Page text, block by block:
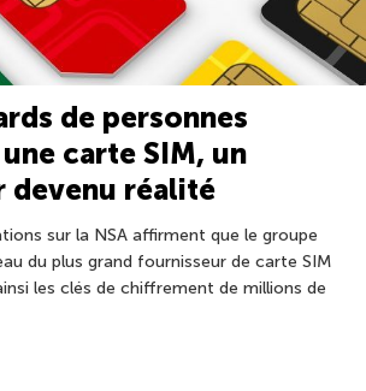
de personnes
carte SIM, un
devenu réalité
sur la NSA affirment que le groupe
du plus grand fournisseur de carte SIM
les clés de chiffrement de millions de